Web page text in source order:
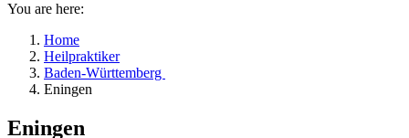
You are here:
Home
Heilpraktiker
Baden-Württemberg
Eningen
Eningen